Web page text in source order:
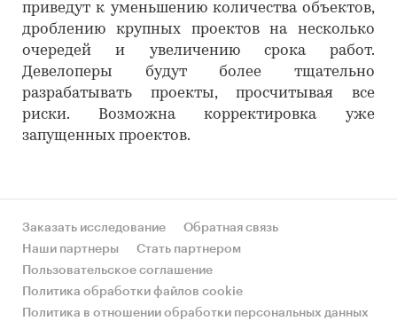
приведут к уменьшению количества объектов,
дроблению крупных проектов на несколько
очередей и увеличению срока работ.
Девелоперы будут более тщательно
разрабатывать проекты, просчитывая все
риски. Возможна корректировка уже
запущенных проектов.
Заказать исследование
Обратная связь
Наши партнеры
Стать партнером
Пользовательское соглашение
Политика обработки файлов cookie
Политика в отношении обработки персональных данных